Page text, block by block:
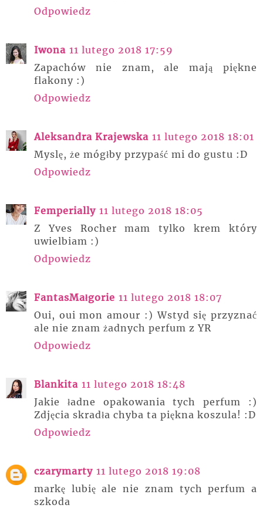
Odpowiedz
Iwona 11 lutego 2018 17:59
Zapachów nie znam, ale mają piękne
flakony :)
Odpowiedz
Aleksandra Krajewska 11 lutego 2018 18:01
Myslę, że mógłby przypaść mi do gustu :D
Odpowiedz
Femperially 11 lutego 2018 18:05
Z Yves Rocher mam tylko krem który
uwielbiam :)
Odpowiedz
FantasMałgorie 11 lutego 2018 18:07
Oui, oui mon amour :) Wstyd się przyznać
ale nie znam żadnych perfum z YR
Odpowiedz
Blankita 11 lutego 2018 18:48
Jakie ładne opakowania tych perfum :)
Zdjęcia skradła chyba ta piękna koszula! :D
Odpowiedz
czarymarty 11 lutego 2018 19:08
markę lubię ale nie znam tych perfum a
szkoda